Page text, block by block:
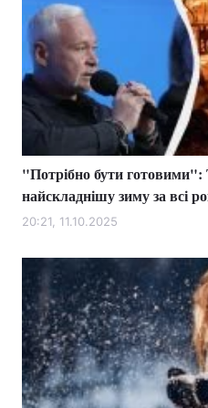
"Потрібно бути готовими":
найскладнішу зиму за всі
20:21, 11.10.2025